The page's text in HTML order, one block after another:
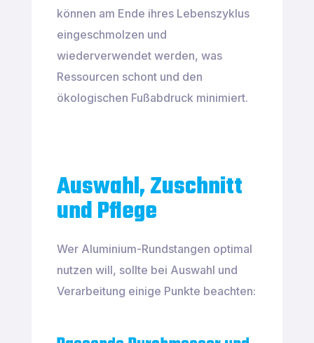
können am Ende ihres Lebenszyklus
eingeschmolzen und
wiederverwendet werden, was
Ressourcen schont und den
ökologischen Fußabdruck minimiert.
Auswahl, Zuschnitt
und Pflege
Wer Aluminium-Rundstangen optimal
nutzen will, sollte bei Auswahl und
Verarbeitung einige Punkte beachten: